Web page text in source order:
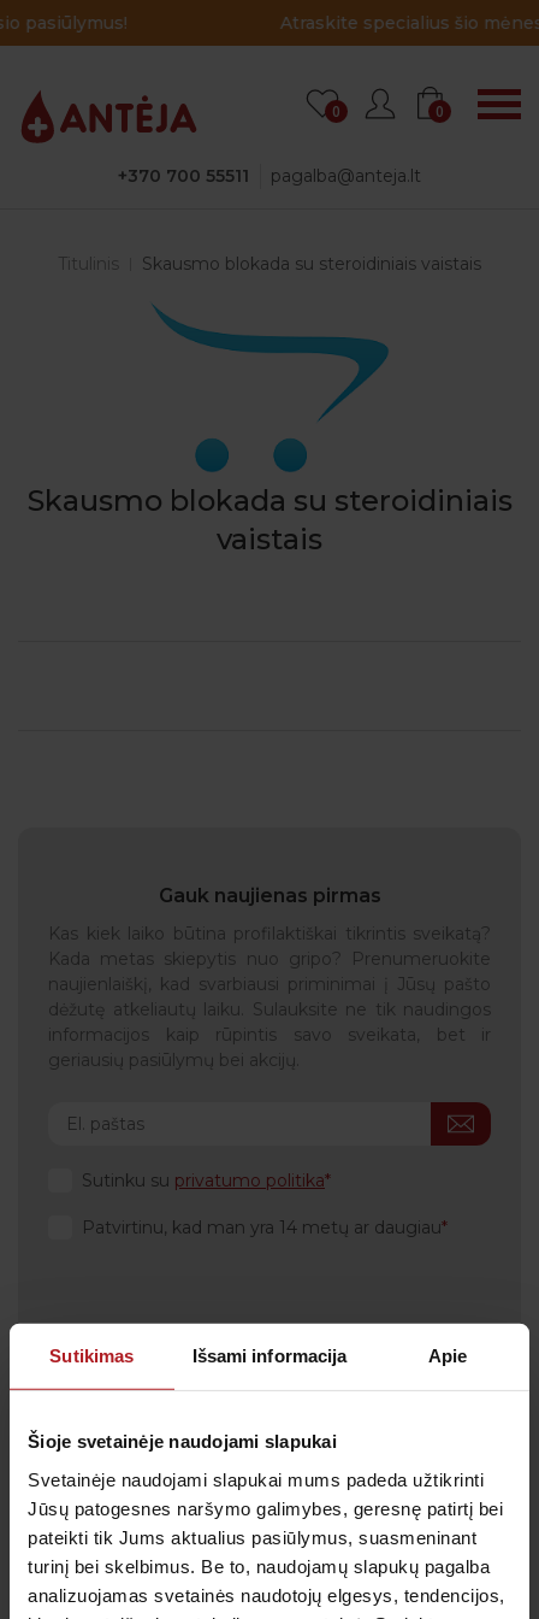
Sutikimas Išsami informacija Apie
Šioje svetainėje naudojami slapukai
Svetainėje naudojami slapukai mums padeda užtikrinti
Jūsų patogesnes naršymo galimybes, geresnę patirtį bei
pateikti tik Jums aktualius pasiūlymus, suasmeninant
turinį bei skelbimus. Be to, naudojamų slapukų pagalba
analizuojamas svetainės naudotojų elgesys, tendencijos,
Atraskite specialius šio mėnesio pasiūlymus!
+370 700 55511 pagalba@anteja.lt
0 0
Titulinis Skausmo blokada su steroidiniais vaistais
Skausmo blokada su steroidiniais
vaistais
Gauk naujienas pirmas
Kas kiek laiko būtina profilaktiškai tikrintis sveikatą?
Kada metas skiepytis nuo gripo? Prenumeruokite
naujienlaiškį, kad svarbiausi priminimai į Jūsų pašto
dėžutę atkeliautų laiku. Sulauksite ne tik naudingos
informacijos kaip rūpintis savo sveikata, bet ir
geriausių pasiūlymų bei akcijų.
Sutinku su privatumo politika
Patvirtinu, kad man yra 14 metų ar daugiau
Klientų aptarnavimas
Tel.: (iš užsienio) 00-370-37-245330
Skambučiai į klientų aptarnavimo centro numerį
apmokestinami pagal Jūsų ryšio operatoriaus
taikomą tarifą.
El. paštas:pagalba@anteja.lt
Darbo laikas: